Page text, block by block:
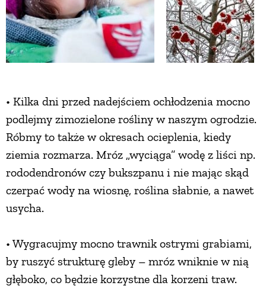
• Kilka dni przed nadejściem ochłodzenia mocno
podlejmy zimozielone rośliny w naszym ogrodzie.
Róbmy to także w okresach ocieplenia, kiedy
ziemia rozmarza. Mróz „wyciąga” wodę z liści np.
rododendronów czy bukszpanu i nie mając skąd
czerpać wody na wiosnę, roślina słabnie, a nawet
usycha.
• Wygracujmy mocno trawnik ostrymi grabiami,
by ruszyć strukturę gleby – mróz wniknie w nią
głęboko, co będzie korzystne dla korzeni traw.